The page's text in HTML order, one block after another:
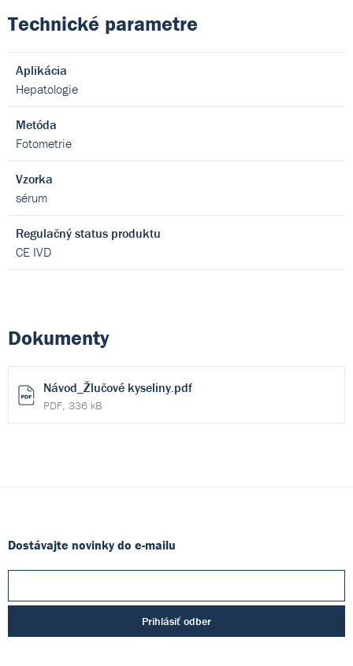
Technické parametre
Aplikácia
Hepatologie
Metóda
Fotometrie
Vzorka
sérum
Regulačný status produktu
CE IVD
Dokumenty
Návod_Žlučové kyseliny.pdf
PDF, 336 kB
Dostávajte novinky do e-mailu
Prihlásiť odber